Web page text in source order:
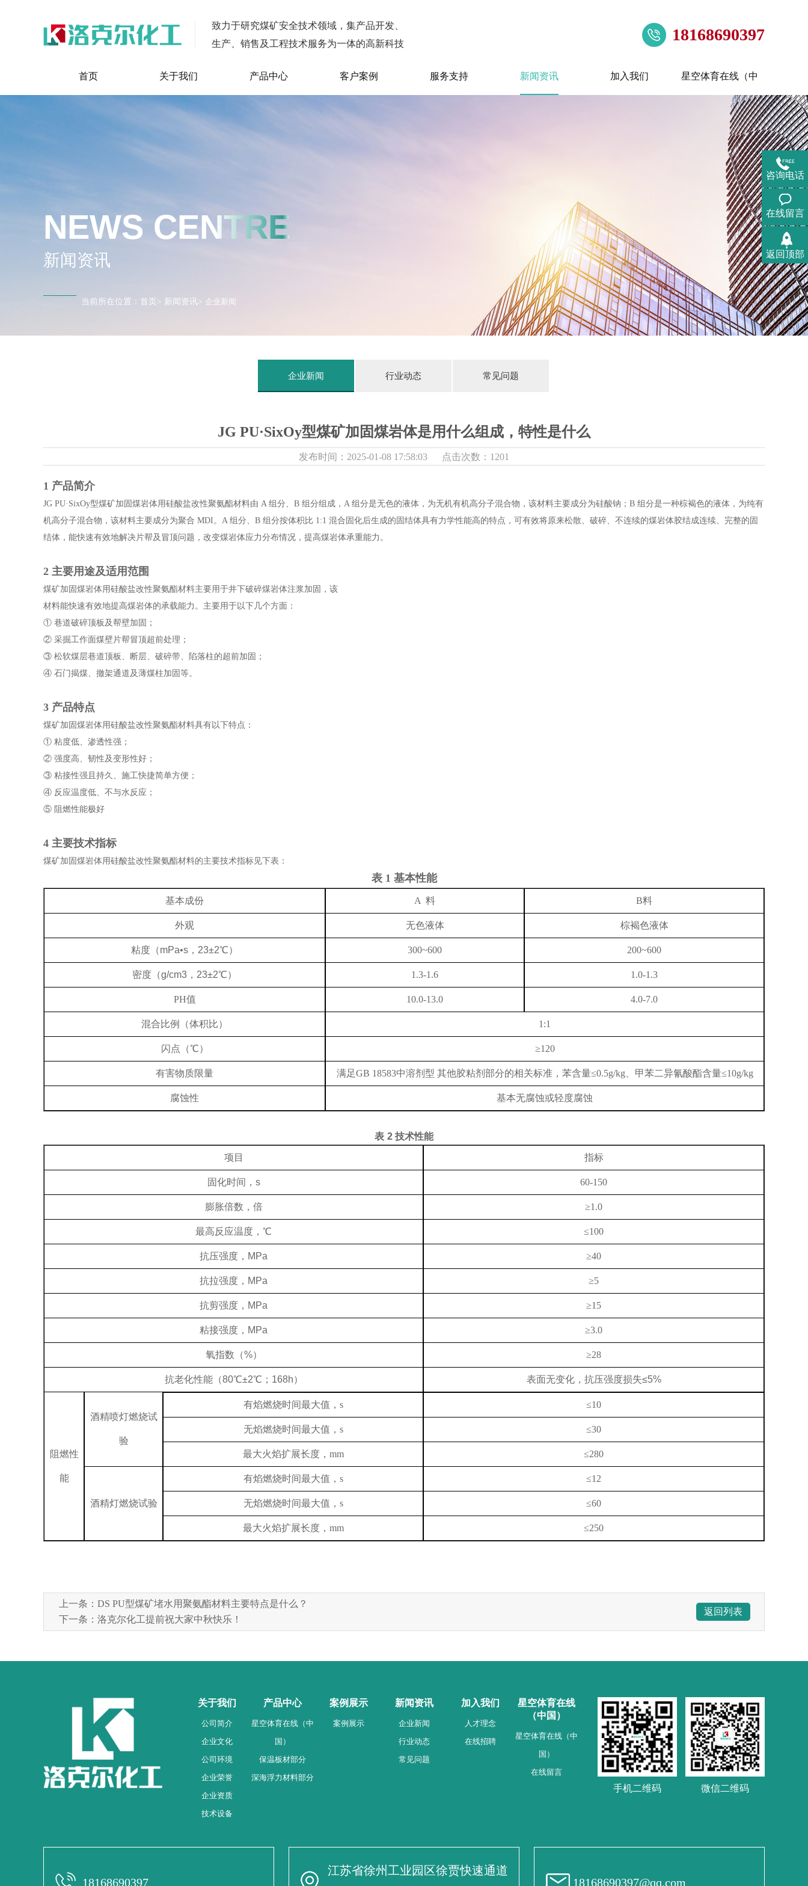
致力于研究煤矿安全技术领域 ，集产品开发、
生产、销售及工程技术服务为一体的高新科技
18168690397
首页 关于我们 产品中心 客户案例 服务支持 新闻资讯 加入我们 星空体育在线（中
NEWS CENTRE
新闻资讯
当前所在位置： 首页 > 新闻资讯> 企业新闻
企业新闻 行业动态 常见问题
JG PU·SixOy型煤矿加固煤岩体是用什么组成，特性是什么
发布时间：2025-01-08 17:58:03 点击次数：1201
1 产品简介
JG PU·SixOy型煤矿加固煤岩体用硅酸盐改性聚氨酯材料由 A 组分、B 组分组成，A 组分是无色的液体，为无机有机高分子混合物，该材料主要成分为硅酸钠；B 组分是一种棕褐色的液体，为纯有
机高分子混合物，该材料主要成分为聚合 MDI。A 组分、B 组分按体积比 1:1 混合固化后生成的固结体具有力学性能高的特点，可有效将原来松散、破碎、不连续的煤岩体胶结成连续、完整的固
结体，能快速有效地解决片帮及冒顶问题，改变煤岩体应力分布情况，提高煤岩体承重能力。
2 主要用途及适用范围
煤矿加固煤岩体用硅酸盐改性聚氨酯材料主要用于井下破碎煤岩体注浆加固，该
材料能快速有效地提高煤岩体的承载能力。主要用于以下几个方面：
① 巷道破碎顶板及帮壁加固；
② 采掘工作面煤壁片帮冒顶超前处理；
③ 松软煤层巷道顶板、断层、破碎带、陷落柱的超前加固；
④ 石门揭煤、撤架通道及薄煤柱加固等。
3 产品特点
煤矿加固煤岩体用硅酸盐改性聚氨酯材料具有以下特点：
① 粘度低、渗透性强；
② 强度高、韧性及变形性好；
③ 粘接性强且持久、施工快捷简单方便；
④ 反应温度低、不与水反应；
⑤ 阻燃性能极好
4 主要技术指标
煤矿加固煤岩体用硅酸盐改性聚氨酯材料的主要技术指标见下表：
表 1 基本性能
基本成份 A 料 B料
外观 无色液体 棕褐色液体
粘度（mPa•s，23±2℃） 300~600 200~600
密度（g/cm3，23±2℃） 1.3-1.6 1.0-1.3
PH值 10.0-13.0 4.0-7.0
混合比例（体积比） 1:1
闪点（℃） ≥120
有害物质限量 满足GB 18583中溶剂型 其他胶粘剂部分的相关标准， 苯含量≤0.5g/kg 、甲苯二异氰酸酯含量≤10g/kg
腐蚀性 基本无腐蚀或轻度腐蚀
表 2 技术性能
项目 指标
固化时间， s 60-150
膨胀倍数，倍 ≥1.0
最高反应温度， ℃ ≤100
抗压强度， MPa ≥40
抗拉强度， MPa ≥5
抗剪强度， MPa ≥15
粘接强度， MPa ≥3.0
氧指数（%） ≥28
抗老化性能（80℃±2℃；168h） 表面无变化，抗压强度损失≤5%
阻燃性
能
酒精喷灯燃烧试
验
有焰燃烧时间最大值， s ≤10
无焰燃烧时间最大值， s ≤30
最大火焰扩展长度， mm ≤280
酒精灯燃烧试验
有焰燃烧时间最大值， s ≤12
无焰燃烧时间最大值， s ≤60
最大火焰扩展长度， mm ≤250
上一条： DS PU型煤矿堵水用聚氨酯材料主要特点是什么？
下一条： 洛克尔化工提前祝大家中秋快乐！
返回列表
关于我们
公司简介
企业文化
公司环境
企业荣誉
企业资质
技术设备
产品中心
星空体育在线（中
国）
保温板材部分
深海浮力材料部分
案例展示
案例展示
新闻资讯
企业新闻
行业动态
常见问题
加入我们
人才理念
在线招聘
星空体育在线
（中国）
星空体育在线（中
国）
在线留言
手机二维码 微信二维码
18168690397
江苏省徐州工业园区徐贾快速通道
18168690397@qq.com
咨询电话
在线留言
返回顶部